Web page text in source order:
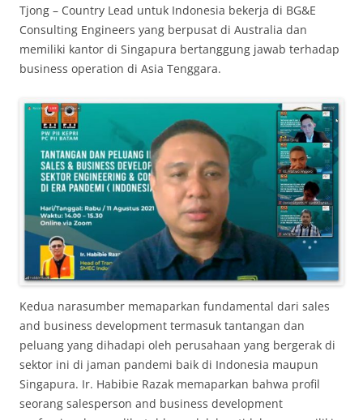
Tjong – Country Lead untuk Indonesia bekerja di BG&E
Consulting Engineers yang berpusat di Australia dan
memiliki kantor di Singapura bertanggung jawab terhadap
business operation di Asia Tenggara.
Kedua narasumber memaparkan fundamental dari sales
and business development termasuk tantangan dan
peluang yang dihadapi oleh perusahaan yang bergerak di
sektor ini di jaman pandemi baik di Indonesia maupun
Singapura. Ir. Habibie Razak memaparkan bahwa profil
seorang salesperson and business development